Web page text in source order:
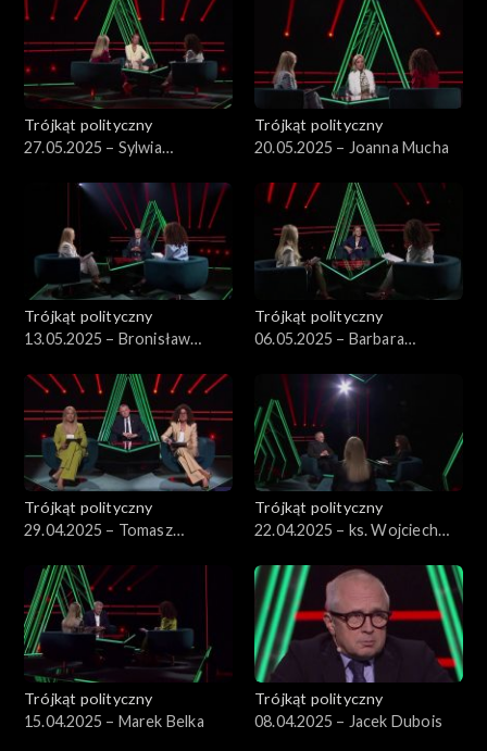
Trójkąt polityczny
27.05.2025 – Sylwia
Trójkąt polityczny
20.05.2025 – Joanna Mucha
Trójkąt polityczny
13.05.2025 – Bronisław
Trójkąt polityczny
06.05.2025 – Barbara
Trójkąt polityczny
29.04.2025 – Tomasz
Trójkąt polityczny
22.04.2025 – ks. Wojciech
Trójkąt polityczny
15.04.2025 – Marek Belka
Trójkąt polityczny
08.04.2025 – Jacek Dubois